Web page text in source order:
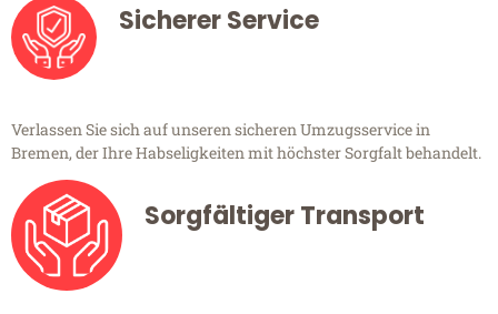
Sicherer Service
Verlassen Sie sich auf unseren sicheren Umzugsservice in
Bremen, der Ihre Habseligkeiten mit höchster Sorgfalt behandelt.
Sorgfältiger Transport